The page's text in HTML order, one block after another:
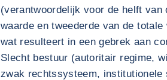
(verantwoordelijk voor de helft van
waarde en tweederde van de totale
wat resulteert in een gebrek aan
Slecht bestuur (autoritair regime,
zwak rechtssysteem, institutionele